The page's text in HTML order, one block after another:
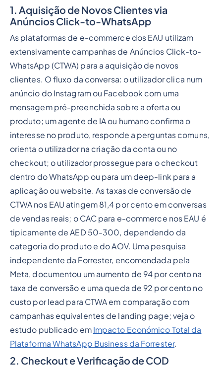
1. Aquisição de Novos Clientes via
Anúncios Click-to-WhatsApp
As plataformas de e-commerce dos EAU utilizam
extensivamente campanhas de Anúncios Click-to-
WhatsApp (CTWA) para a aquisição de novos
clientes. O fluxo da conversa: o utilizador clica num
anúncio do Instagram ou Facebook com uma
mensagem pré-preenchida sobre a oferta ou
produto; um agente de IA ou humano confirma o
interesse no produto, responde a perguntas comuns,
orienta o utilizador na criação da conta ou no
checkout; o utilizador prossegue para o checkout
dentro do WhatsApp ou para um deep-link para a
aplicação ou website. As taxas de conversão de
CTWA nos EAU atingem 81,4 por cento em conversas
de vendas reais; o CAC para e-commerce nos EAU é
tipicamente de AED 50-300, dependendo da
categoria do produto e do AOV. Uma pesquisa
independente da Forrester, encomendada pela
Meta, documentou um aumento de 94 por cento na
taxa de conversão e uma queda de 92 por cento no
custo por lead para CTWA em comparação com
campanhas equivalentes de landing page; veja o
estudo publicado em Impacto Económico Total da
Plataforma WhatsApp Business da Forrester.
2. Checkout e Verificação de COD